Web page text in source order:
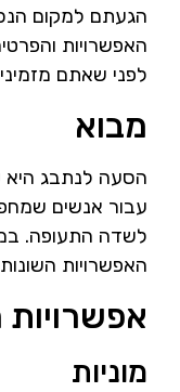
הגעתם למקום
האפשרויות
לפני שאתם
מבוא
הסעה לנתבג היא
עבור אנשים
לשדה התעופה.
האפשרויות
מוניות